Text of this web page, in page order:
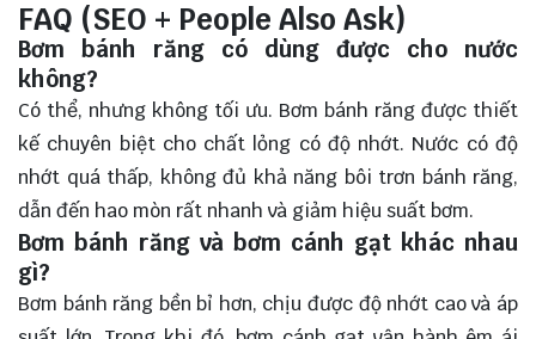
FAQ (SEO + People Also Ask)
Bơm bánh răng có dùng được cho nước
không?
Có thể, nhưng không tối ưu. Bơm bánh răng được thiết
kế chuyên biệt cho chất lỏng có độ nhớt. Nước có độ
nhớt quá thấp, không đủ khả năng bôi trơn bánh răng,
dẫn đến hao mòn rất nhanh và giảm hiệu suất bơm.
Bơm bánh răng và bơm cánh gạt khác nhau
gì?
Bơm bánh răng bền bỉ hơn, chịu được độ nhớt cao và áp